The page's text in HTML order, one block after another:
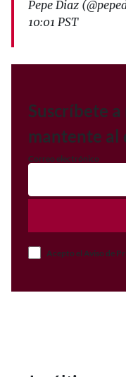
Pepe Diaz
10:01 PST
Suscríbete
mantente al
Correo electrónico
Acepto el Aviso de